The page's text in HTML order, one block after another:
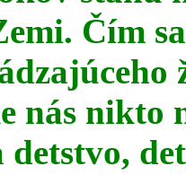
Čím
nás nikto